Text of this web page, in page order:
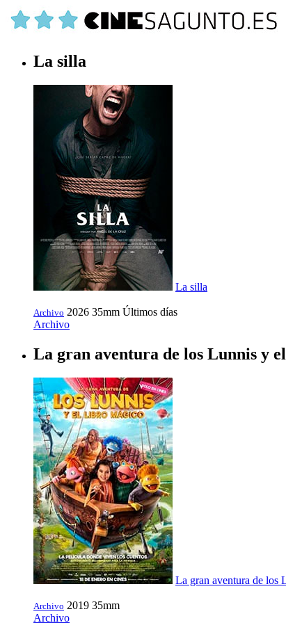
La silla
La silla
Archivo 2026 35mm Últimos días
Archivo
La gran aventura de los Lunnis y
La gran aventura de los
Archivo 2019 35mm
Archivo